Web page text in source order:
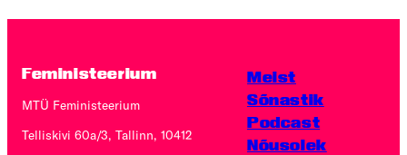
Feministeerium
MTÜ Feministeerium
Telliskivi 60a/3, Tallinn, 10412
Meist
Sõnastik
Podcast
Nõusolek